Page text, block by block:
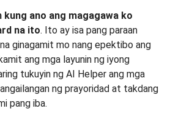
kung ano ang magagawa ko
na ito. Ito ay isa pang paraan
ginagamit mo nang epektibo ang
ang mga layunin ng iyong
tukuyin ng AI Helper ang mga
ng prayoridad at takdang
pang iba.